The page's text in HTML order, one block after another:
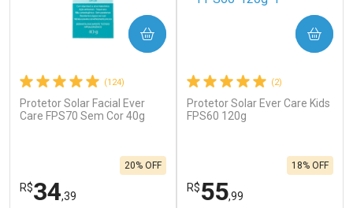
(124)
Protetor Solar Facial Ever
Care FPS70 Sem Cor 40g
R$34,39
20% OFF
COMPRAR
(2)
Protetor Solar Ever Care Kids
FPS60 120g
R$55,99
18% OFF
COMPRAR